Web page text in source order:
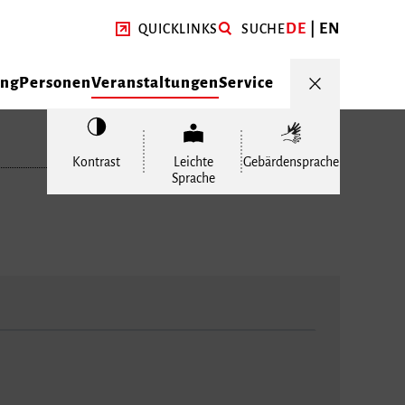
QUICKLINKS SUCHEDE EN
PersonenVeranstaltungenService
Kontrast
Leichte
Sprache
Gebärdensprache